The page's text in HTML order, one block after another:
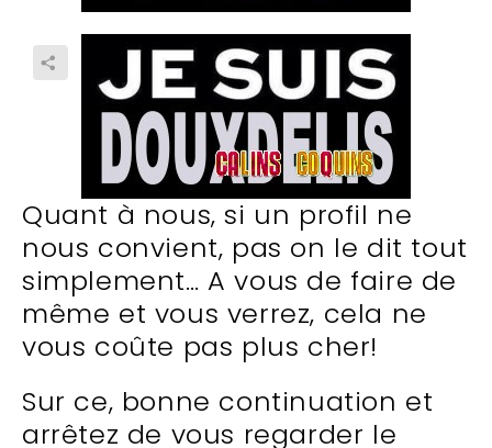
Quant à nous, si un profil ne
nous convient, pas on le dit tout
simplement… A vous de faire de
même et vous verrez, cela ne
vous coûte pas plus cher!
Sur ce, bonne continuation et
arrêtez de vous regarder le